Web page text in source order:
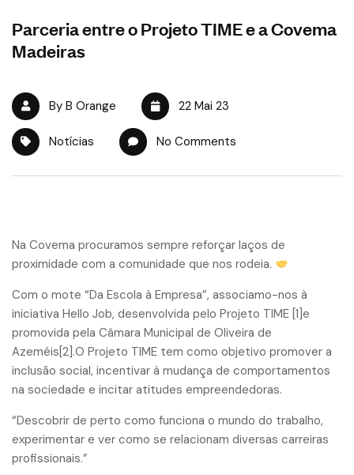
Parceria entre o Projeto TIME e a Covema
Madeiras
By B Orange 22 Mai 23
Notícias No Comments
Na Covema procuramos sempre reforçar laços de
proximidade com a comunidade que nos rodeia.
Com o mote “Da Escola à Empresa”, associamo-nos à
iniciativa Hello Job, desenvolvida pelo Projeto TIME [1]e
promovida pela Câmara Municipal de Oliveira de
Azeméis[2].O Projeto TIME tem como objetivo promover a
inclusão social, incentivar à mudança de comportamentos
na sociedade e incitar atitudes empreendedoras.
“Descobrir de perto como funciona o mundo do trabalho,
experimentar e ver como se relacionam diversas carreiras
profissionais.”